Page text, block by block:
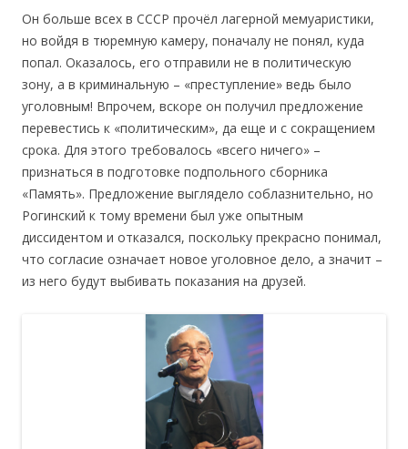
Он больше всех в СССР прочёл лагерной мемуаристики,
но войдя в тюремную камеру, поначалу не понял, куда
попал. Оказалось, его отправили не в политическую
зону, а в криминальную – «преступление» ведь было
уголовным! Впрочем, вскоре он получил предложение
перевестись к «политическим», да еще и с сокращением
срока. Для этого требовалось «всего ничего» –
признаться в подготовке подпольного сборника
«Память». Предложение выглядело соблазнительно, но
Рогинский к тому времени был уже опытным
диссидентом и отказался, поскольку прекрасно понимал,
что согласие означает новое уголовное дело, а значит –
из него будут выбивать показания на друзей.